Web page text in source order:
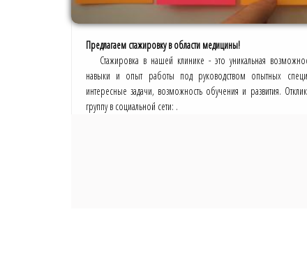
Предлагаем стажировку в области медицины!
Стажировка в нашей клинике - это уникальная
навыки и опыт работы под руководством опытных
интересные задачи, возможность обучения и развития.
группу в социальной сети: .